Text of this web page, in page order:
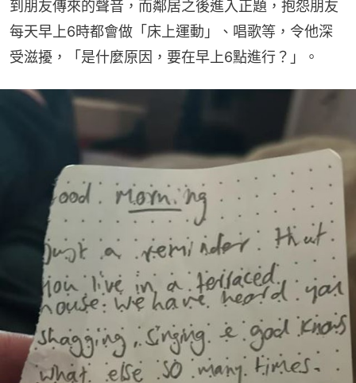
到朋友傳來的聲音，而鄰居之後進入正題，抱怨朋友
每天早上6時都會做「床上運動」、唱歌等，令他深
受滋擾，「是什麼原因，要在早上6點進行？」。